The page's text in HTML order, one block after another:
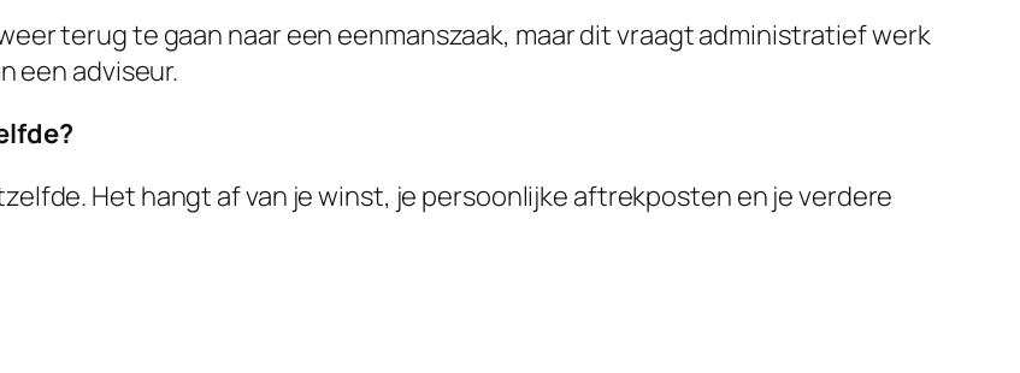
terug te gaan naar een eenmanszaak, maar dit vraagt administratief werk
een adviseur.
Het hangt af van je winst, je persoonlijke aftrekposten en je verdere